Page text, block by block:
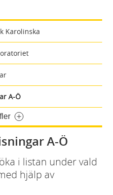
Karolinska
A-Ö
A-Ö
i listan under vald
hjälp av